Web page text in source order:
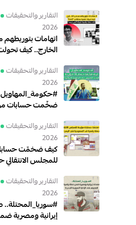
التقارير والتحقيقات
2026
اتهامات
الخارج.. كيف
رقمية لتبرئة أنس
التقارير والتحقيقات
2026
ضخّمت حسابات
العراقية؟
التقارير والتحقيقات
2026
كيف ضخمّت
للمجلس الانتقالي
التقارير والتحقيقات
2026
إيرانية ومصرية